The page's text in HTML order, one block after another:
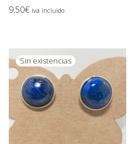
9,50€ iva incluido